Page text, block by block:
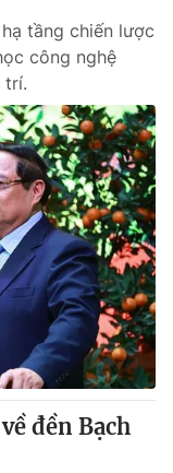
có sự chấp
phát hành lại
tầng chiến lược
công nghệ
trí.
đền Bạch